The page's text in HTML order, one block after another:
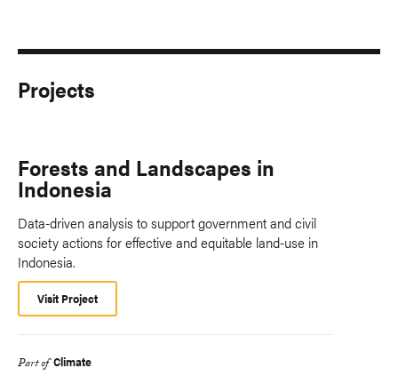
Projects
Forests and Landscapes in
Indonesia
Data-driven analysis to support government and civil
society actions for effective and equitable land-use in
Indonesia.
Visit Project
Part of Climate